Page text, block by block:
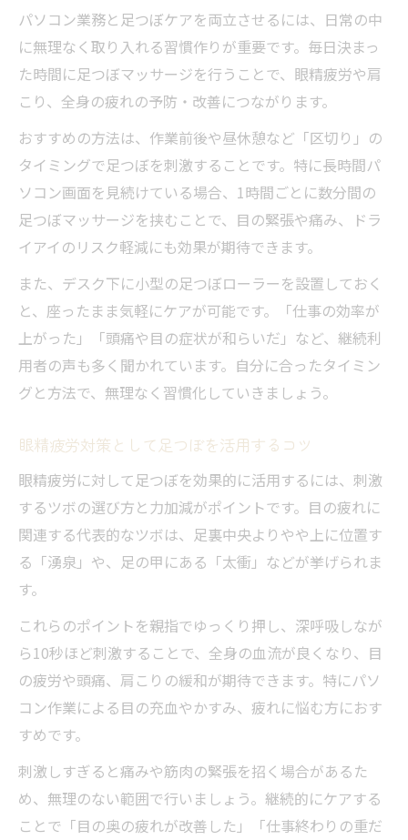
パソコン業務と足つぼケアを両立させるには、日常の中
に無理なく取り入れる習慣作りが重要です。毎日決まっ
た時間に足つぼマッサージを行うことで、眼精疲労や肩
こり、全身の疲れの予防・改善につながります。
おすすめの方法は、作業前後や昼休憩など「区切り」の
タイミングで足つぼを刺激することです。特に長時間パ
ソコン画面を見続けている場合、1時間ごとに数分間の
足つぼマッサージを挟むことで、目の緊張や痛み、ドラ
イアイのリスク軽減にも効果が期待できます。
また、デスク下に小型の足つぼローラーを設置しておく
と、座ったまま気軽にケアが可能です。「仕事の効率が
上がった」「頭痛や目の症状が和らいだ」など、継続利
用者の声も多く聞かれています。自分に合ったタイミン
グと方法で、無理なく習慣化していきましょう。
眼精疲労対策として足つぼを活用するコツ
眼精疲労に対して足つぼを効果的に活用するには、刺激
するツボの選び方と力加減がポイントです。目の疲れに
関連する代表的なツボは、足裏中央よりやや上に位置す
る「湧泉」や、足の甲にある「太衝」などが挙げられま
す。
これらのポイントを親指でゆっくり押し、深呼吸しなが
ら10秒ほど刺激することで、全身の血流が良くなり、目
の疲労や頭痛、肩こりの緩和が期待できます。特にパソ
コン作業による目の充血やかすみ、疲れに悩む方におす
すめです。
刺激しすぎると痛みや筋肉の緊張を招く場合があるた
め、無理のない範囲で行いましょう。継続的にケアする
ことで「目の奥の疲れが改善した」「仕事終わりの重だ